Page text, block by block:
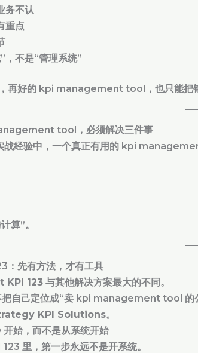
务不认
重点
，不是“管理系统”
再好的 kpi management tool，也只能把
tool，必须解决三件事
经验中，一个真正有用的 kpi
算”。
先有方法，才有工具
KPI 123与其他解决方案最大的不同。
自己定位成“卖 kpi management tool 的
KPI Solutions。
始，而不是从系统开始
里，第一步永远不是开系统。